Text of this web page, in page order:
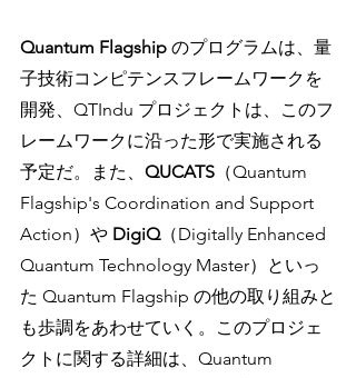
Quantum Flagship のプログラムは、量
子技術コンピテンスフレームワークを
開発、QTIndu プロジェクトは、このフ
レームワークに沿った形で実施される
予定だ。また、 QUCATS （Quantum
Flagship's Coordination and Support
Action）や DigiQ（Digitally Enhanced
Quantum Technology Master）といっ
た Quantum Flagship の他の取り組みと
も歩調をあわせていく。このプロジェ
クトに関する詳細は、Quantum